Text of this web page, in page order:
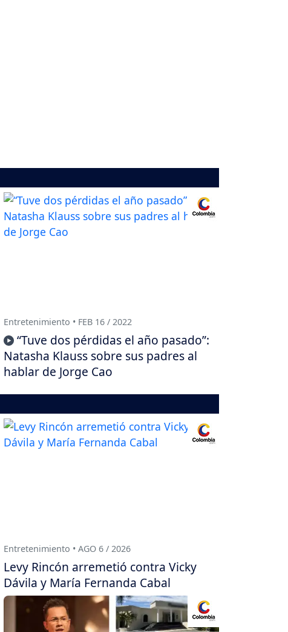
Entretenimiento • FEB 16 / 2022
“Tuve dos pérdidas el año pasado”:
Natasha Klauss sobre sus padres al
hablar de Jorge Cao
Entretenimiento • AGO 6 / 2026
Levy Rincón arremetió contra Vicky
Dávila y María Fernanda Cabal